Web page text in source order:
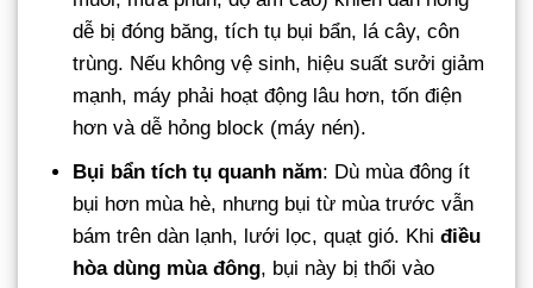
dễ bị đóng băng, tích tụ bụi bẩn, lá cây, côn
trùng. Nếu không vệ sinh, hiệu suất sưởi giảm
mạnh, máy phải hoạt động lâu hơn, tốn điện
hơn và dễ hỏng block (máy nén).
Bụi bẩn tích tụ quanh năm: Dù mùa đông ít
bụi hơn mùa hè, nhưng bụi từ mùa trước vẫn
bám trên dàn lạnh, lưới lọc, quạt gió. Khiđiều
hòa dùng mùa đông, bụi này bị thổi vào